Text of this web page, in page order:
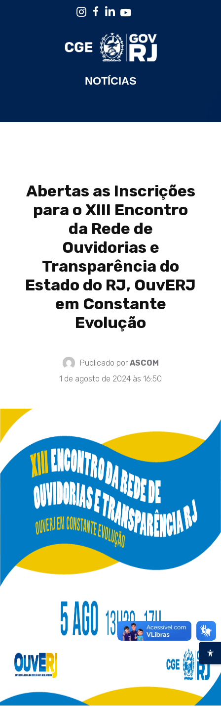
NOTÍCIAS
Abertas as Inscrições
para o XIII Encontro
da Rede de
Ouvidorias e
Transparência do
Estado do RJ, OuvERJ
em Constante
Evolução
Publicado por ASCOM
1 de agosto de 2024 às 16:50